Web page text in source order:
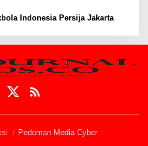
Indonesia Persija Jakarta
Pedoman Media Cyber